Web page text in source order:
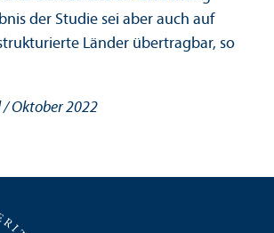
der Studie sei aber auch auf
Länder übertragbar, so
/ Oktober 2022